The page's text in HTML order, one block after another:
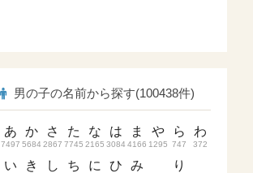
男の子の名前から探す(100438件)
あ
7497
い
か
5684
き
さ
2867
し
た
7745
ち
な
2165
に
は
3084
ひ
ま
4166
み
や
1295
ら
747
り
わ
372